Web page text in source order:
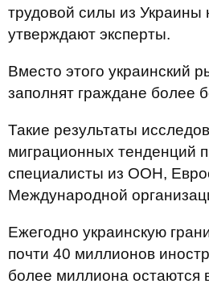
трудовой силы из Украины
утверждают эксперты.
Вместо этого украинский
заполнят граждане более
Такие результаты
миграционных тенденций
специалисты из ООН,
Международной
Ежегодно украинскую
почти 40 миллионов
более миллиона остаются